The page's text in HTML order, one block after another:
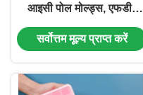
आइसी पोल मोल्ड्स, एफडीए
सिलिकॉन पुश अप आइस लॉली
मोल्ड्स
सर्वोत्तम मूल्य प्राप्त करें